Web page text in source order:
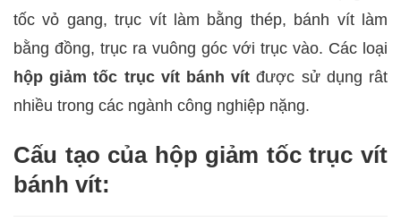
tốc vỏ gang, trục vít làm bằng thép, bánh vít làm
bằng đồng, trục ra vuông góc với trục vào. Các loại
hộp giảm tốc trục vít bánh vít được sử dụng rât
nhiều trong các ngành công nghiệp nặng.
Cấu tạo của hộp giảm tốc trục vít
bánh vít: